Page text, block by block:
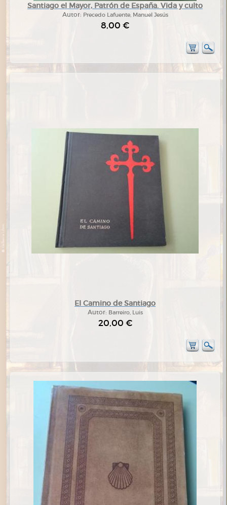
Santiago el Mayor, Patrón de España. Vida y culto
Autor: Precedo Lafuente, Manuel Jesús
8,00 €
El Camino de Santiago
Autor: Barreiro, Luis
20,00 €